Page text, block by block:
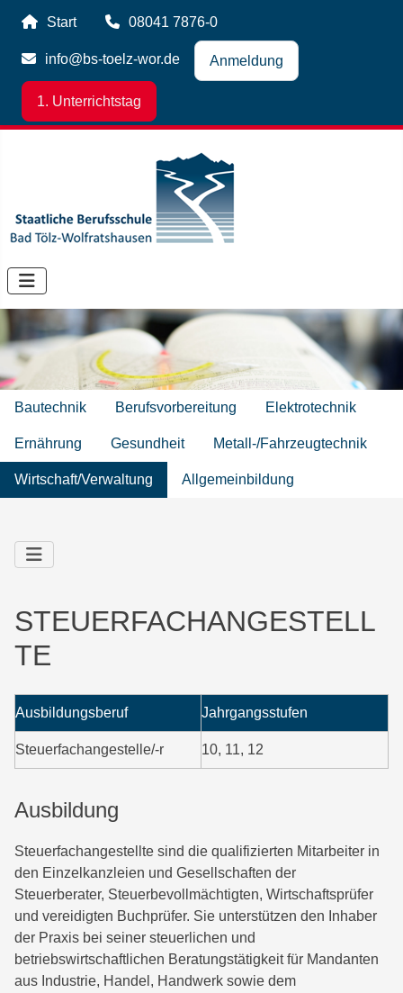
Start 08041 7876-0
info@bs-toelz-wor.de Anmeldung
1. Unterrichtstag
Bautechnik Berufsvorbereitung Elektrotechnik
Ernährung Gesundheit Metall-/Fahrzeugtechnik
Wirtschaft/Verwaltung Allgemeinbildung
STEUERFACHANGESTELL
TE
Ausbildungsberuf Jahrgangsstufen
Steuerfachangestelle/-r 10, 11, 12
Ausbildung
Steuerfachangestellte sind die qualifizierten Mitarbeiter in
den Einzelkanzleien und Gesellschaften der
Steuerberater, Steuerbevollmächtigten, Wirtschaftsprüfer
und vereidigten Buchprüfer. Sie unterstützen den Inhaber
der Praxis bei seiner steuerlichen und
betriebswirtschaftlichen Beratungstätigkeit für Mandanten
aus Industrie, Handel, Handwerk sowie dem